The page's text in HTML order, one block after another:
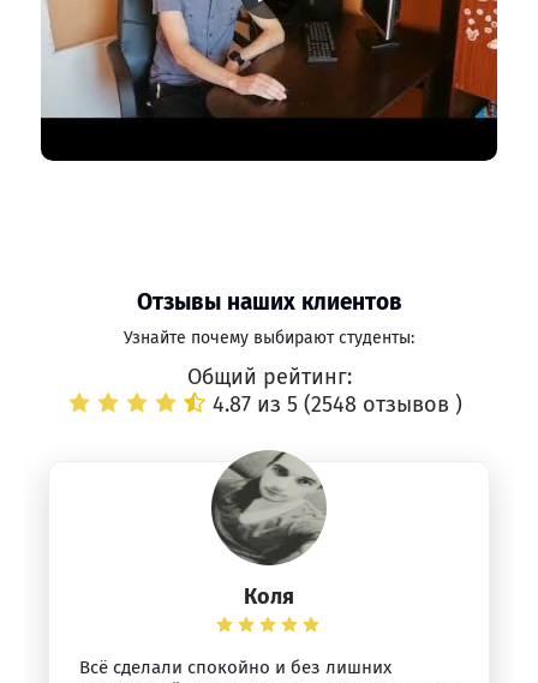
Отзывы наших клиентов
Узнайте почему выбирают студенты:
Общий рейтинг:
4.87 из 5 (2548 отзывов )
Коля
Всё сделали спокойно и без лишних